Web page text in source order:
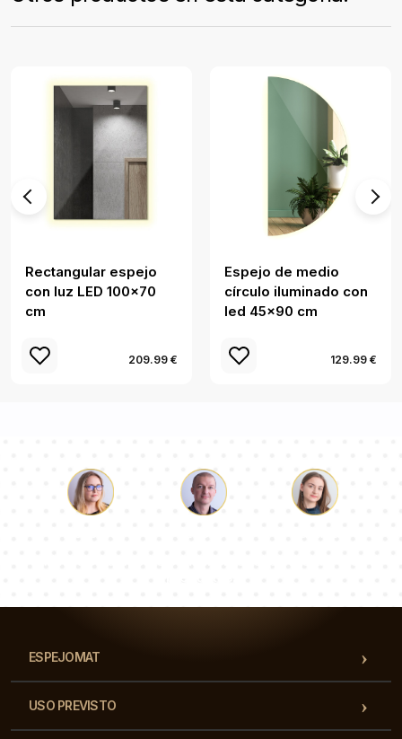
Rectangular espejo
con luz LED 100x70
cm
209.99 €
Espejo de medio
círculo iluminado con
led 45x90 cm
129.99 €
ESPEJOMAT
USO PREVISTO